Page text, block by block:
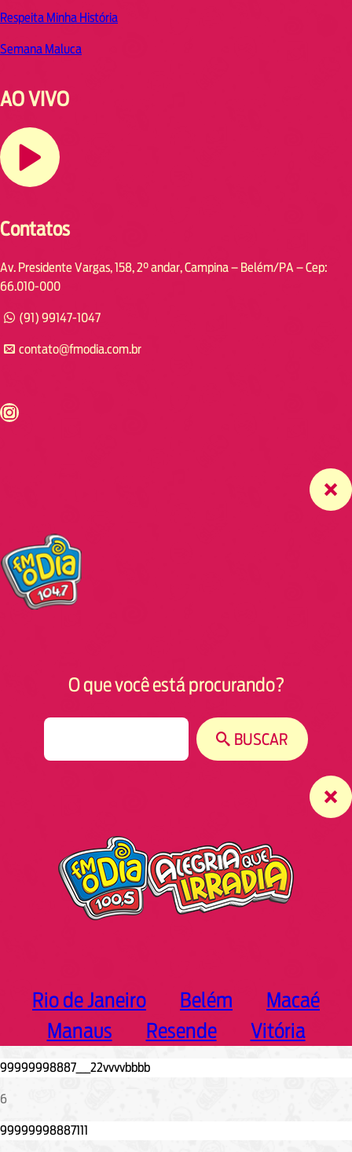
Respeita Minha História
Semana Maluca
AO VIVO
Contatos
Av. Presidente Vargas, 158, 2° andar, Campina – Belém/PA – Cep:
66.010-000
(91) 99147-1047
contato@fmodia.com.br
https://www.instagram.com/fmodia.cabofrio/
O que você está procurando?
BUSCAR
Rio de Janeiro Belém
Macaé
Manaus
Resende Vitória
6